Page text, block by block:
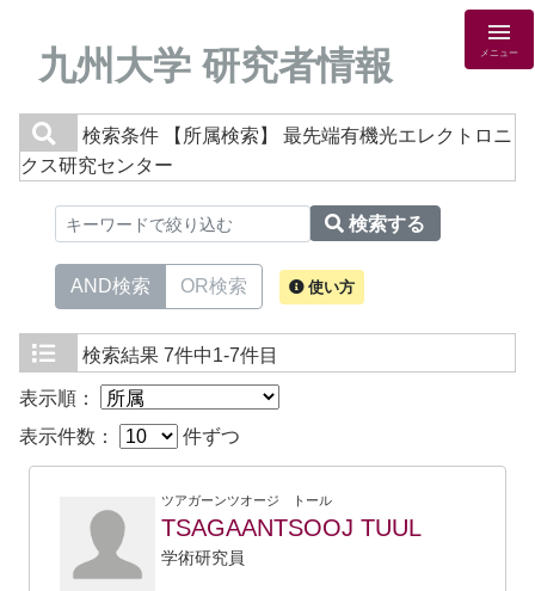
九州大学 研究者情報 メニュー
検索条件
【所属検索】 最先端有機光エレクトロニ
クス研究センター
検索する
AND検索 OR検索 使い方
検索結果 7件中1-7件目
表示順：
表示件数：
件ずつ
ツアガーンツオージ トール
TSAGAANTSOOJ TUUL
学術研究員